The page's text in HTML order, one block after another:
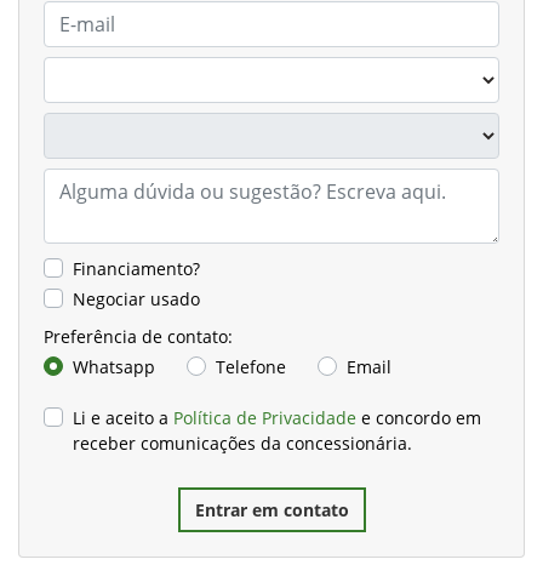
Financiamento?
Negociar usado
Preferência de contato:
Whatsapp
Telefone Email
Li e aceito a Política de Privacidade e concordo em
receber comunicações da concessionária.
Entrar em contato